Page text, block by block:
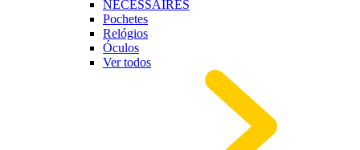
NECESSAIRES
Pochetes
Relógios
Óculos
Ver todos